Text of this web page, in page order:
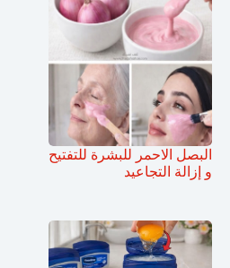
البصل الاحمر للبشرة للتفتيح
و إزالة التجاعيد